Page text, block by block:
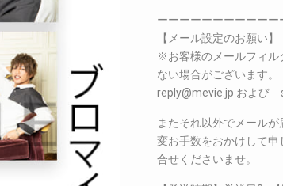
ーーーーーーーーーー
【メール設定のお願い】
※お客様のメールフィル
ない場合がございます
reply@mevie.jp および
またそれ以外でメール
変お手数をおかけして
合せくださいませ。